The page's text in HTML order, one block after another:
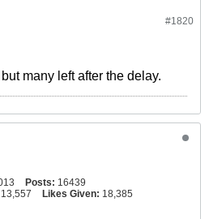
#1820
many left after the delay.
Posts: 16439
13,557 Likes Given: 18,385